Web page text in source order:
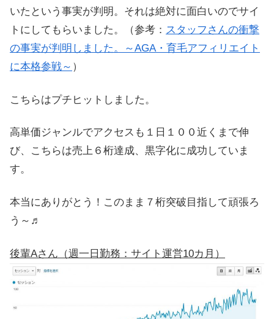
いたという事実が判明。それは絶対に面白いのでサイ
トにしてもらいました。（参考： スタッフさんの衝撃
の事実が判明しました。～AGA・育毛アフィリエイト
に本格参戦～ ）
こちらはプチヒットしました。
高単価ジャンルでアクセスも１日１００近くまで伸
び、こちらは売上６桁達成、黒字化に成功していま
す。
本当にありがとう！このまま７桁突破目指して頑張ろ
う～♬
後輩Aさん（週一日勤務：サイト運営10カ月）